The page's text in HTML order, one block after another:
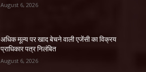
August 6, 2026
अधिक मूल्य पर खाद बेचने वाली एजेंसी का विक्रय
प्राधिकार पत्र निलंबित
August 6, 2026